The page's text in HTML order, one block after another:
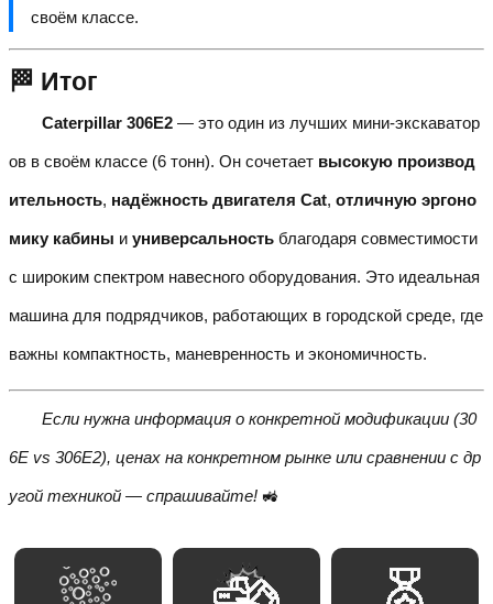
своём классе.
🏁 Итог
Caterpillar 306E2 — это один из лучших мини-экскаватор
ов в своём классе (6 тонн). Он сочетает высокую производ
ительность, надёжность двигателя Cat, отличную эргоно
мику кабины и универсальность благодаря совместимости
с широким спектром навесного оборудования. Это идеальная
машина для подрядчиков, работающих в городской среде, где
важны компактность, маневренность и экономичность.
Если нужна информация о конкретной модификации (30
6E vs 306E2), ценах на конкретном рынке или сравнении с др
угой техникой — спрашивайте! 🚜